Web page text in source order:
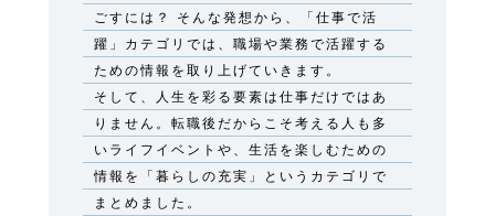
ごすには？ そんな発想から、「仕事で活
躍」カテゴリでは、職場や業務で活躍する
ための情報を取り上げていきます。
そして、人生を彩る要素は仕事だけではあ
りません。転職後だからこそ考える人も多
いライフイベントや、生活を楽しむための
情報を「暮らしの充実」というカテゴリで
まとめました。